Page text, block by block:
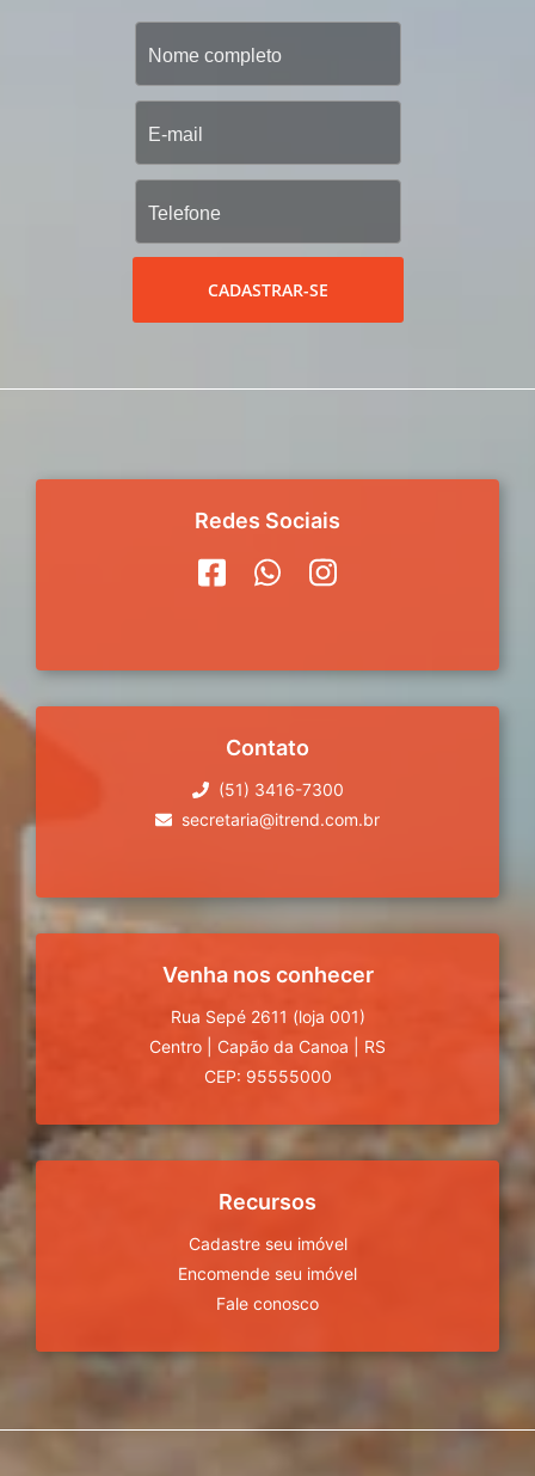
CADASTRAR-SE
Redes Sociais
Contato
(51) 3416-7300
secretaria@itrend.com.br
Venha nos conhecer
Rua Sepé 2611 (loja 001)
Centro
Capão da Canoa
RS
CEP: 95555000
Recursos
Cadastre seu imóvel
Encomende seu imóvel
Fale conosco